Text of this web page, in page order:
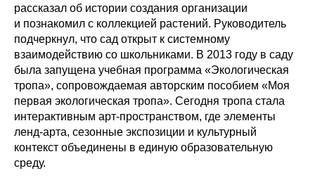
рассказал об истории создания организации
и познакомил с коллекцией растений. Руководитель
подчеркнул, что сад открыт к системному
взаимодействию со школьниками. В 2013 году в саду
была запущена учебная программа «Экологическая
тропа», сопровождаемая авторским пособием «Моя
первая экологическая тропа». Сегодня тропа стала
интерактивным арт-пространством, где элементы
ленд-арта, сезонные экспозиции и культурный
контекст объединены в единую образовательную
среду.